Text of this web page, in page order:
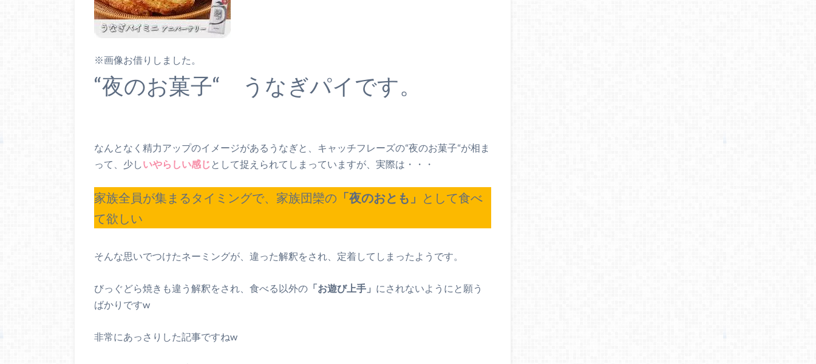
※画像お借りしました。
“夜のお菓子“ うなぎパイです。
なんとなく精力アップのイメージがあるうなぎと、キャッチフレーズの“夜のお菓子“が相ま
って、少し いやらしい感じ として捉えられてしまっていますが、実際は・・・
家族全員が集まるタイミングで、家族団欒の 「夜のおとも」 として食べ
て欲しい
そんな思いでつけたネーミングが、違った解釈をされ、定着してしまったようです。
びっぐどら焼きも違う解釈をされ、食べる以外の 「お遊び上手」 にされないようにと願う
ばかりですw
非常にあっさりした記事ですねw